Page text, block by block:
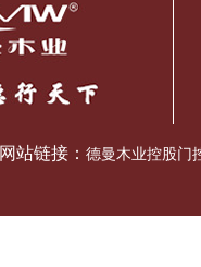
网站链接： 德曼木业控股